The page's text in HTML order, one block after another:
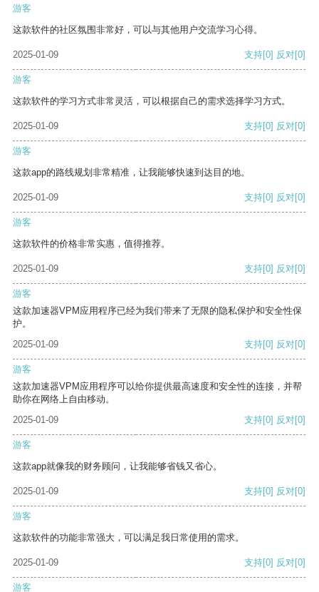
游客
这款软件的社区氛围非常好，可以与其他用户交流学习心得。
2025-01-09 支持[0] 反对[0]
游客
这款软件的学习方式非常灵活，可以根据自己的需求选择学习方式。
2025-01-09 支持[0] 反对[0]
游客
这款app的路线规划非常精准，让我能够快速到达目的地。
2025-01-09 支持[0] 反对[0]
游客
这款软件的价格非常实惠，值得推荐。
2025-01-09 支持[0] 反对[0]
游客
这款加速器VPM应用程序已经为我们带来了无限的隐私保护和安全性保
护。
2025-01-09
支持[0] 反对[0]
游客
这款加速器VPM应用程序可以给你提供最高速度和安全性的连接，并帮
助你在网络上自由移动。
2025-01-09
支持[0] 反对[0]
游客
这款app就像我的财务顾问，让我能够省钱又省心。
2025-01-09 支持[0] 反对[0]
游客
这款软件的功能非常强大，可以满足我日常使用的需求。
2025-01-09 支持[0] 反对[0]
游客